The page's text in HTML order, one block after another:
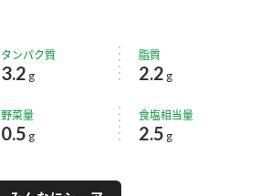
タンパク質
3.2 g
脂質
2.2 g
野菜量
0.5 g
食塩相当量
2.5 g